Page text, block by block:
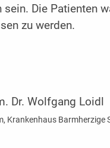
sein. Die Patienten
zu werden.
Dr. Wolfgang Loidl
Krankenhaus Barmherzige